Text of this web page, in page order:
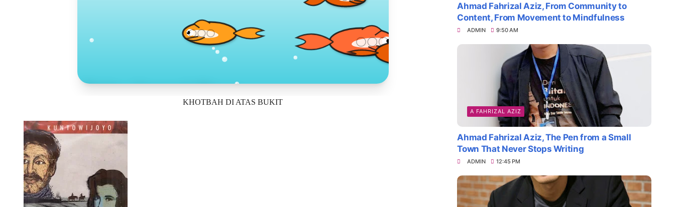
Toko Jurnal Rasa
KLIK / SENTUH UNTUK MENGUNJUNGI
KHOTBAH DI ATAS BUKIT
Ahmad Fahrizal Aziz, From Community to
Content, From Movement to Mindfulness
ADMIN 9:50 AM
A FAHRIZAL AZIZ
Ahmad Fahrizal Aziz, The Pen from a Small
Town That Never Stops Writing
ADMIN 12:45 PM